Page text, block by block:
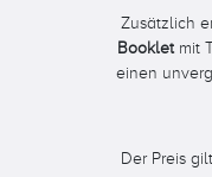
Zusätzlich
Bookletmit
einen
Der Preis